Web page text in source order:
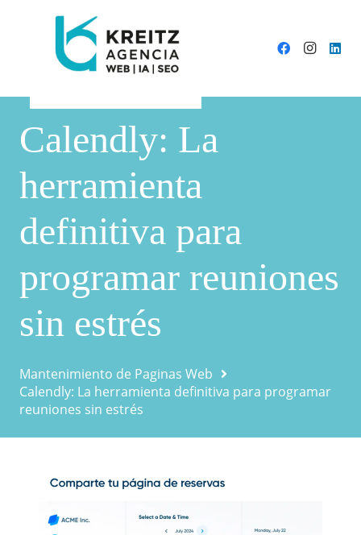
Calendly: La
herramienta
definitiva para
programar reuniones
sin estrés
Mantenimiento de Paginas Web
Calendly: La herramienta definitiva para programar
reuniones sin estrés